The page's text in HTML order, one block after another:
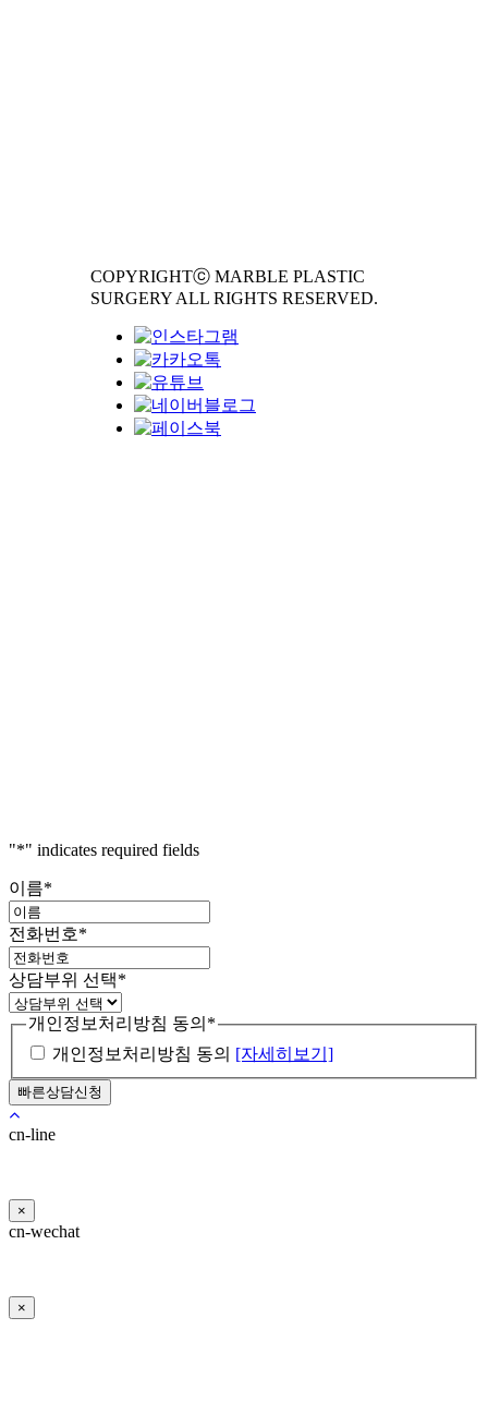
COPYRIGHTⓒ MARBLE PLASTIC
SURGERY ALL RIGHTS RESERVED.
"*" indicates required fields
이름*
전화번호*
상담부위 선택*
개인정보처리방침 동의 *
개인정보처리방침 동의 [자세히보기]
cn-line
×
cn-wechat
×